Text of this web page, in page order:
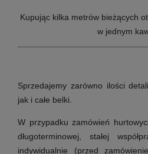
Kupując kilka metrów bieżących
w jednym
Sprzedajemy zarówno ilości
jak i całe belki.
W przypadku zamówień
długoterminowej, stałej
indywidualnie (przed